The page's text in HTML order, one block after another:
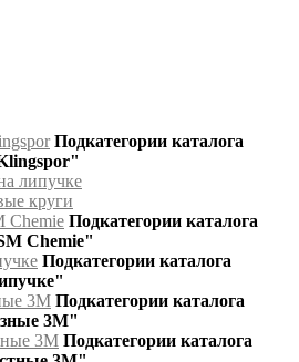
Подкатегории каталога
липучке
круги
Chemie Подкатегории каталога
Chemie"
Подкатегории каталога
3М Подкатегории каталога
3М"
3М Подкатегории каталога